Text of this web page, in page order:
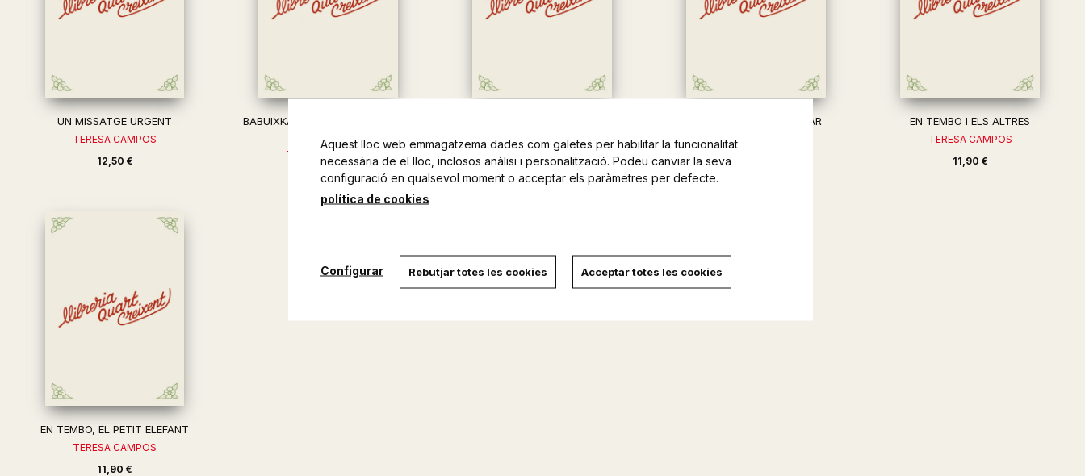
UN MISSATGE URGENT
TERESA CAMPOS
12,50 €
BABUIXKA UN CONTE CLASSIC DE
TERESA CAMPOS
12,50 €
TERESA CAMPOS
14,00 €
EN TEMBO SURT A JUGAR
TERESA CAMPOS
EN TEMBO I ELS ALTRES
TERESA CAMPOS
11,90 €
EN TEMBO, EL PETIT ELEFANT
TERESA CAMPOS
11,90 €
Aquest lloc web emmagatzema dades com galetes per habilitar la funcionalitat
necessària de el lloc, inclosos anàlisi i personalització. Podeu canviar la seva
configuració en qualsevol moment o acceptar els paràmetres per defecte.
política de cookies
Configurar Rebutjar totes les cookies Acceptar totes les cookies